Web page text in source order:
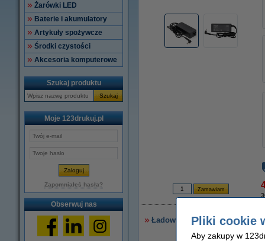
Żarówki LED
Baterie i akumulatory
Artykuły spożywcze
Środki czystości
Akcesoria komputerowe
Szukaj produktu
Szukaj
Moje 123drukuj.pl
Zapomniałeś hasła?
Obserwuj nas
Ładowarka do laptopa Asus
Pliki cookie
Aby zakupy w